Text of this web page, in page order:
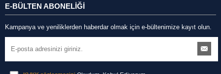
E-BÜLTEN ABONELİĞİ
Kampanya ve yeniliklerden haberdar olmak için e-bültenimize kayıt olun.